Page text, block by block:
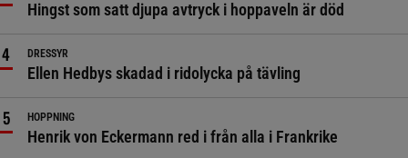
Hingst som satt djupa avtryck i hoppaveln är död
DRESSYR
Ellen Hedbys skadad i ridolycka på tävling
HOPPNING
Henrik von Eckermann red i från alla i Frankrike